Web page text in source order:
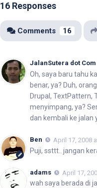
16 Responses
Comments 16
JalanSutera dot Com
Oh, saya baru tahu
benar, ya? Duh,
Drupal, TextPattern,
menyimpang, ya?
dan kembali ke jalan
Ben April 17, 2008
Puji, ssttt.. jangan
adams April 17,
wah saya berada di